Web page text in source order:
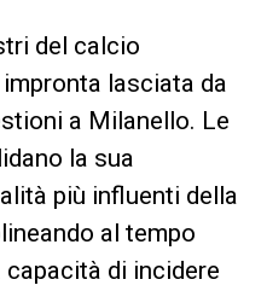
del calcio
lasciata da
a Milanello. Le
la sua
più influenti della
al tempo
di incidere